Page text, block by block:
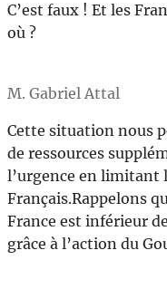
C’est faux ! Et les
où ?
M. Gabriel Attal
Cette situation nous
de ressources
l’urgence en limitant
Français.Rappelons
France est inférieur
grâce à l’action du